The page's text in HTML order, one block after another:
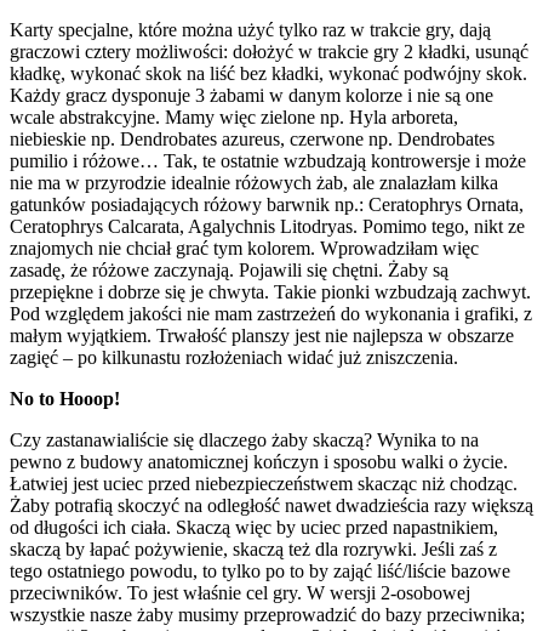
Karty specjalne, które można użyć tylko raz w trakcie gry, dają
graczowi cztery możliwości: dołożyć w trakcie gry 2 kładki, usunąć
kładkę, wykonać skok na liść bez kładki, wykonać podwójny skok.
Każdy gracz dysponuje 3 żabami w danym kolorze i nie są one
wcale abstrakcyjne. Mamy więc zielone np. Hyla arboreta,
niebieskie np. Dendrobates azureus, czerwone np. Dendrobates
pumilio i różowe… Tak, te ostatnie wzbudzają kontrowersje i może
nie ma w przyrodzie idealnie różowych żab, ale znalazłam kilka
gatunków posiadających różowy barwnik np.: Ceratophrys Ornata,
Ceratophrys Calcarata, Agalychnis Litodryas. Pomimo tego, nikt ze
znajomych nie chciał grać tym kolorem. Wprowadziłam więc
zasadę, że różowe zaczynają. Pojawili się chętni. Żaby są
przepiękne i dobrze się je chwyta. Takie pionki wzbudzają zachwyt.
Pod względem jakości nie mam zastrzeżeń do wykonania i grafiki, z
małym wyjątkiem. Trwałość planszy jest nie najlepsza w obszarze
zagięć – po kilkunastu rozłożeniach widać już zniszczenia.
No to Hooop!
Czy zastanawialiście się dlaczego żaby skaczą? Wynika to na
pewno z budowy anatomicznej kończyn i sposobu walki o życie.
Łatwiej jest uciec przed niebezpieczeństwem skacząc niż chodząc.
Żaby potrafią skoczyć na odległość nawet dwadzieścia razy większą
od długości ich ciała. Skaczą więc by uciec przed napastnikiem,
skaczą by łapać pożywienie, skaczą też dla rozrywki. Jeśli zaś z
tego ostatniego powodu, to tylko po to by zająć liść/liście bazowe
przeciwników. To jest właśnie cel gry. W wersji 2-osobowej
wszystkie nasze żaby musimy przeprowadzić do bazy przeciwnika;